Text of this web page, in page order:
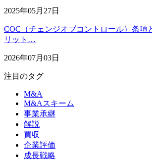
2025年05月27日
COC（チェンジオブコントロール）条項
リット…
2026年07月03日
注目のタグ
M&A
M&Aスキーム
事業承継
解説
買収
企業評価
成長戦略